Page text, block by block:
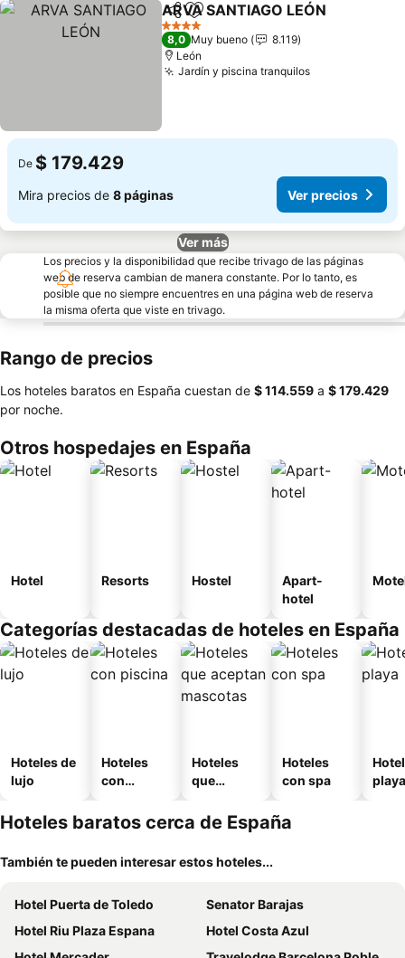
CompartirAgregar a favoritos
ARVA SANTIAGO LEÓN
4 Estrellas
8,0 Muy bueno
8.119
León
Jardín y piscina tranquilos
De $ 179.429
Mira precios de 8 páginas Ver precios
Ver más
Los precios y la disponibilidad que recibe trivago de las páginas
web de reserva cambian de manera constante. Por lo tanto, es
posible que no siempre encuentres en una página web de reserva
la misma oferta que viste en trivago.
Rango de precios
Los hoteles baratos en España cuestan de ‎$ 114.559 a ‎$ 179.429
por noche.
Otros hospedajes en España
Hotel Resorts Hostel
Apart-
hotel
Categorías destacadas de hoteles en España
Hoteles de
lujo
Hoteles
con
Hoteles
que
mascotas
Hoteles
con spa
playa
Hoteles baratos cerca de España
También te pueden interesar estos hoteles...
Hotel Puerta de Toledo
Senator Barajas
Hotel Riu Plaza Espana
Hotel Costa Azul